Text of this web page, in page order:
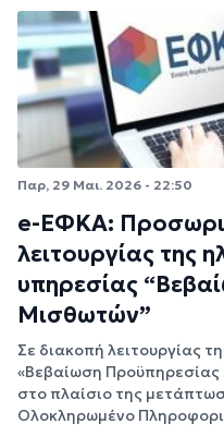
Παρ, 29 Μαι. 2026 - 22:50
e-ΕΦΚΑ:
λειτουργίας της
υπηρεσίας
Μισθωτών”
Σε διακοπή λειτουργίας
«Βεβαίωση
στο πλαίσιο της
Ολοκληρωμένο